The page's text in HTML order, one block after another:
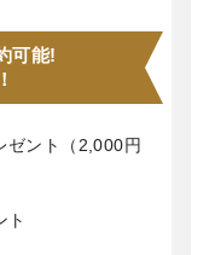
可能!
ゼント（2,000円
ト